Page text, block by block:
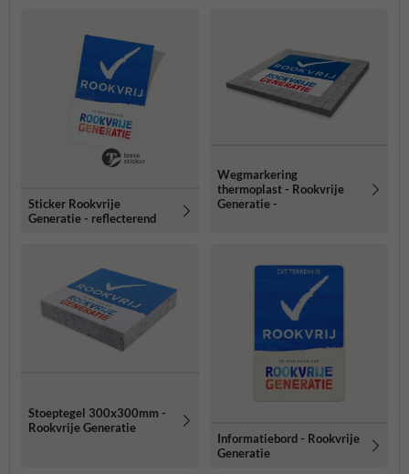
Sticker Rookvrije
Generatie - reflecterend
Wegmarkering
thermoplast - Rookvrije
Generatie -
Stoeptegel 300x300mm -
Rookvrije Generatie
Informatiebord - Rookvrije
Generatie